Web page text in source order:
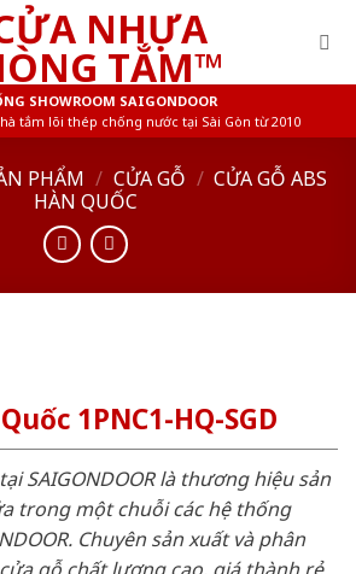
SHOWROOM SAIGONDOOR
tắm lõi thép chống nước tại Sài Gòn từ 2010
PHẨM / CỬA GỖ / CỬA GỖ ABS
HÀN QUỐC
1PNC1-HQ-SGD
SAIGONDOOR là thương hiệu sản
trong một chuỗi các hệ thống
Chuyên sản xuất và phân